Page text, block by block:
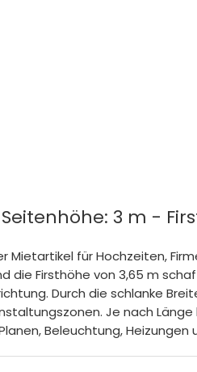
3 m -
für Hochzeiten,
die Firsthöhe von 3,65 m
Durch die schlanke
Je nach
Beleuchtung,